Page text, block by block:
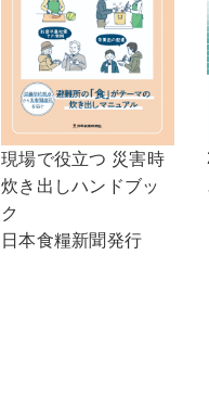
現場で役立つ 災害時
炊き出しハンドブッ
ク
日本食糧新聞発行